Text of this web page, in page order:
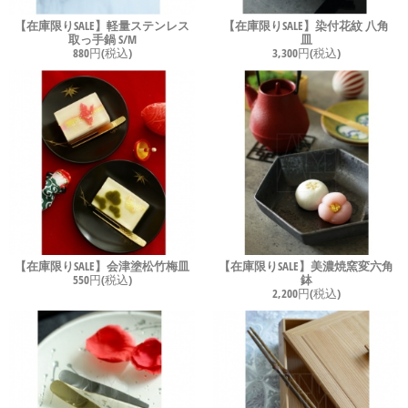
【在庫限りSALE】軽量ステンレス
取っ手鍋 S/M
880円(税込)
【在庫限りSALE】染付花紋 八角
皿
3,300円(税込)
【在庫限りSALE】会津塗松竹梅皿
550円(税込)
【在庫限りSALE】美濃焼窯変六角
鉢
2,200円(税込)